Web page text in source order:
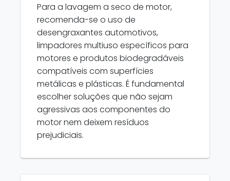
Para a lavagem a seco de motor,
recomenda-se o uso de
desengraxantes automotivos,
limpadores multiuso específicos para
motores e produtos biodegradáveis
compatíveis com superfícies
metálicas e plásticas. É fundamental
escolher soluções que não sejam
agressivas aos componentes do
motor nem deixem resíduos
prejudiciais.